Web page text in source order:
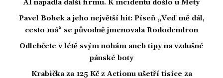
AI napadla další firmu. K incidentu došlo u Mety
Pavel Bobek a jeho největší hit: Píseň „Veď mě dál,
cesto má“ se původně jmenovala Rododendron
Odlehčete v létě svým nohám aneb tipy na vzdušné
pánské boty
Krabička za 125 Kč z Actionu ušetří tisíce za